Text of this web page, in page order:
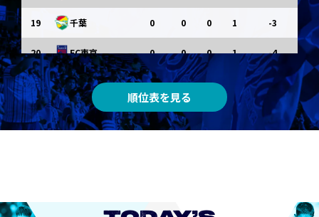
19 千葉 0 0 0 1 -3
20 FC東京 0 0 0 1 -4
順位表を見る